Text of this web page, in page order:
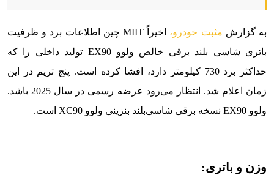
به گزارش مثبت خودرو،
اخیراً MIIT چین اطلاعات برد و ظرفیت
باتری شاسی بلند برقی خالص ولوو EX90 تولید داخلی را که
حداکثر برد 730 کیلومتر دارد، افشا کرده است. پنج تریم در این
زمان اعلام شد. انتظار می‌رود عرضه رسمی در سال 2025 باشد.
ولوو EX90 نسخه برقی شاسی‌بلند بنزینی ولوو XC90 است.
وزن و باتری: